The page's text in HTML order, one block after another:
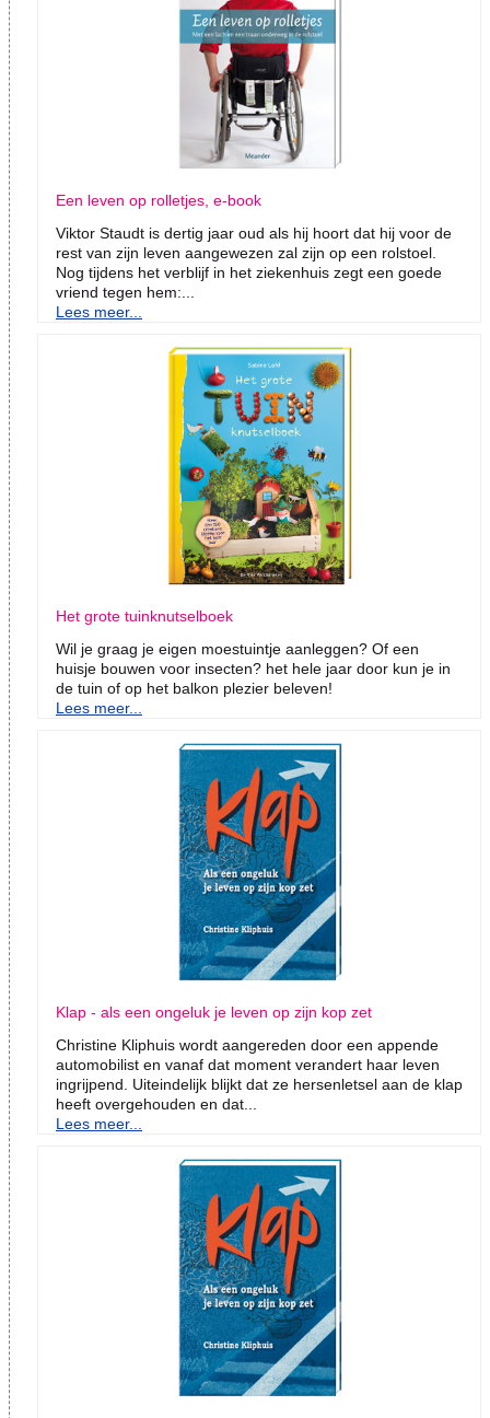
Een leven op rolletjes, e-book
Viktor Staudt is dertig jaar oud als hij hoort dat hij voor de
rest van zijn leven aangewezen zal zijn op een rolstoel.
Nog tijdens het verblijf in het ziekenhuis zegt een goede
vriend tegen hem:...
Lees meer...
Het grote tuinknutselboek
Wil je graag je eigen moestuintje aanleggen? Of een
huisje bouwen voor insecten? het hele jaar door kun je in
de tuin of op het balkon plezier beleven!
Lees meer...
Klap - als een ongeluk je leven op zijn kop zet
Christine Kliphuis wordt aangereden door een appende
automobilist en vanaf dat moment verandert haar leven
ingrijpend. Uiteindelijk blijkt dat ze hersenletsel aan de klap
heeft overgehouden en dat...
Lees meer...